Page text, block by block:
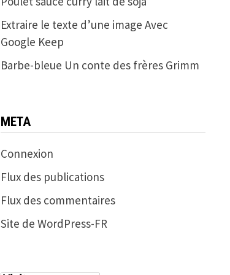
Extraire le texte d’une image Avec
Google Keep
Barbe-bleue Un conte des frères Grimm
META
Connexion
Flux des publications
Flux des commentaires
Site de WordPress-FR